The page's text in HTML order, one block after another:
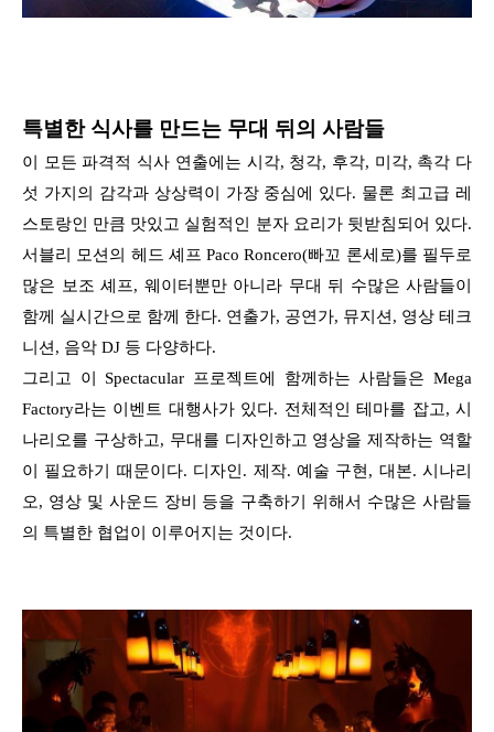
특별한 식사를 만드는 무대 뒤의 사람들
이 모든 파격적 식사 연출에는 시각, 청각, 후각, 미각, 촉각 다
섯 가지의 감각과 상상력이 가장 중심에 있다. 물론 최고급 레
스토랑인 만큼 맛있고 실험적인 분자 요리가 뒷받침되어 있다.
서블리 모션의 헤드 셰프 Paco Roncero(빠꼬 론세로)를 필두로
많은 보조 셰프, 웨이터뿐만 아니라 무대 뒤 수많은 사람들이
함께 실시간으로 함께 한다. 연출가, 공연가, 뮤지션, 영상 테크
니션, 음악 DJ 등 다양하다.
그리고 이 Spectacular 프로젝트에 함께하는 사람들은 Mega
Factory라는 이벤트 대행사가 있다. 전체적인 테마를 잡고, 시
나리오를 구상하고, 무대를 디자인하고 영상을 제작하는 역할
이 필요하기 때문이다. 디자인. 제작. 예술 구현, 대본. 시나리
오, 영상 및 사운드 장비 등을 구축하기 위해서 수많은 사람들
의 특별한 협업이 이루어지는 것이다.